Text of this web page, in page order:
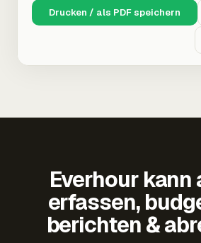
Drucken / als PDF speichern
Everhour
erfassen,
berichten &